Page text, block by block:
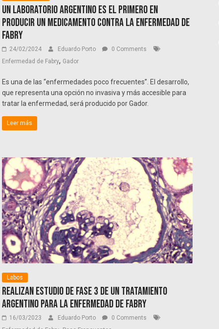
Un laboratorio argentino es el primero en
producir un medicamento contra la enfermedad de
Fabry
24/02/2024 Eduardo Porto
0 Comments
Enfermedad de Fabry, Gador
Es una de las “enfermedades poco frecuentes”. El desarrollo,
que representa una opción no invasiva y más accesible para
tratar la enfermedad, será producido por Gador.
Leer más
Labos
Realizan estudio de fase 3 de un tratamiento
argentino para la enfermedad de Fabry
16/03/2023 Eduardo Porto
0 Comments